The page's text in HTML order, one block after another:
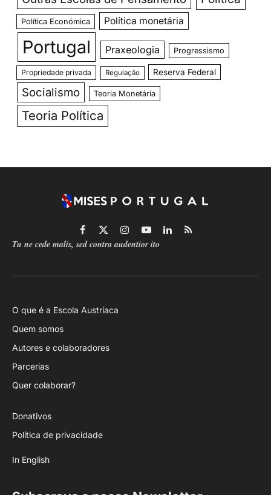
Política Económica Política monetária
Portugal Praxeologia Progressismo
Propriedade privada Regulação Reserva Federal
Socialismo Teoria Monetária
Teoria Política
Facebook
X
(Twitter)
Instagram
YouTubeLinkedIn
RSS
Tu ne cede malis, sed contra audentior ito
O que é a Escola Austríaca
Quem somos
Autores e colaboradores
Parcerias
Quer colaborar?
Donativos
Política de privacidade
In English